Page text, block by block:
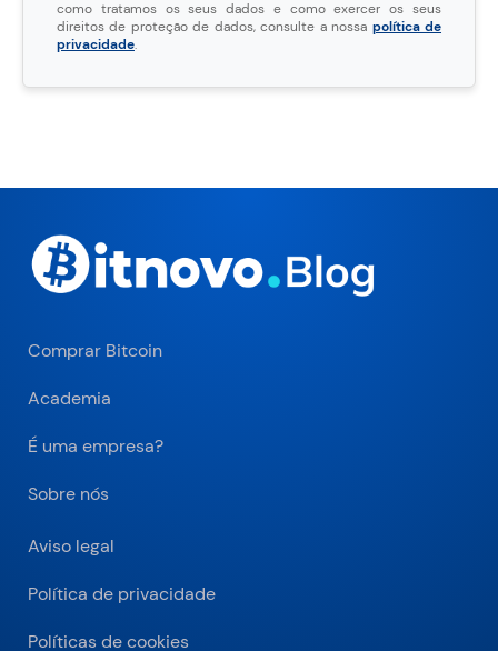
como tratamos os seus dados e como exercer os seus
direitos de proteção de dados, consulte a nossa política de
privacidade.
Comprar Bitcoin
Academia
É uma empresa?
Sobre nós
Aviso legal
Política de privacidade
Políticas de cookies